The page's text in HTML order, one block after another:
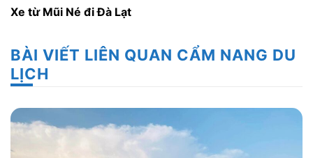
Xe từ Mũi Né đi Đà Lạt
BÀI VIẾT LIÊN QUAN CẨM NANG DU
LỊCH